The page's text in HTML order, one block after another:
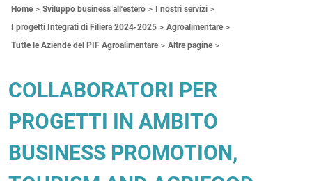
Home Sviluppo business all'estero
I nostri servizi
I progetti Integrati di Filiera 2024-2025
Agroalimentare
Tutte le Aziende del PIF Agroalimentare
Altre pagine
COLLABORATORI PER
PROGETTI IN AMBITO
BUSINESS PROMOTION,